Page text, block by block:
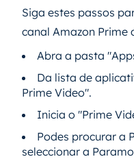
Siga estes passos
canal Amazon Prime
Abra a pasta
Da lista de
Prime Video".
Inicia o "Prime
Podes procurar a
seleccionar a